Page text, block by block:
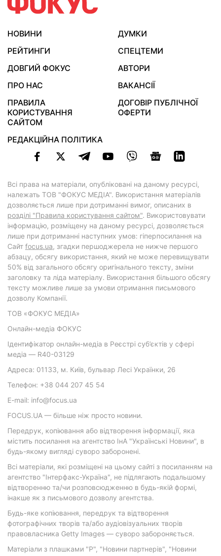
НОВИНИ
ДУМКИ
РЕЙТИНГИ
СПЕЦТЕМИ
ДОВГИЙ ФОКУС
АВТОРИ
ПРО НАС
ВАКАНСІЇ
ПРАВИЛА
КОРИСТУВАННЯ
САЙТОМ
ДОГОВІР ПУБЛІЧНОЇ
ОФЕРТИ
РЕДАКЦІЙНА ПОЛІТИКА
Всі права на матеріали, опубліковані на даному ресурсі,
належать ТОВ "ФОКУС МЕДІА". Використання матеріалів
дозволяється лише при дотриманні вимог, описаних в
розділі "Правила користування сайтом". Використовувати
інформацію, розміщену на даному ресурсі, дозволяється
лише при дотриманні наступних умов: гіперпосилання на
Cайт focus.ua, згадки першоджерела не нижче першого
абзацу, обсягу використання, який не може перевищувати
50% від загального обсягу оригінального тексту, зміни
заголовку та ліда матеріалу. Використання більшого обсягу
тексту можливе лише за умови отримання письмового
дозволу Компанії.
ТОВ «ФОКУС МЕДІА»
Онлайн-медіа ФОКУС
Ідентифікатор онлайн-медіа в Реєстрі суб’єктів у сфері
медіа — R40-03129
Адреса: 01133, м. Київ, бульвар Лесі Українки, 26
Телефон: +38 044 207 45 54
E-mail: info@focus.ua
FOCUS.UA — більше ніж просто новини.
Передрук, копіювання або відтворення інформації, яка
містить посилання на агентство ІнА "Українські Новини", в
будь-якому вигляді суворо заборонені.
Всі матеріали, які розміщені на цьому сайті з посиланням на
агентство "Інтерфакс-Україна", не підлягають подальшому
відтворенню та/чи розповсюдженню в будь-якій формі,
інакше як з письмового дозволу агентства.
Будь-яке копіювання, передрук та відтворення
фотографічних творів та/або аудіовізуальних творів
правовласника Getty Images — суворо забороняється.
Матеріали з плашками "Р", "Новини партнерів", "Новини